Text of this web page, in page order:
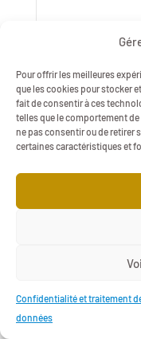
Pour offrir les meilleures
que les cookies pour stocker
fait de consentir à ces
telles que le comportement
ne pas consentir ou de retirer
certaines caractéristiques et
Confidentialité et traitement
données